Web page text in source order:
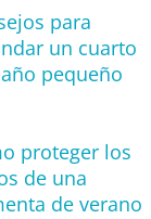
para
un cuarto
pequeño
proteger los
de una
de verano